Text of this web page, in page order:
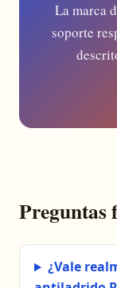
La marca
soporte
Preguntas
¿Vale